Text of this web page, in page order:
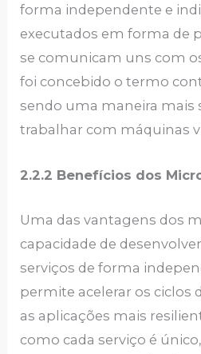
forma independente e
executados em forma de
se comunicam uns com
foi concebido o termo
sendo uma maneira mais
trabalhar com máquinas
2.2.2 Benefícios dos
Uma das vantagens dos
capacidade de
serviços de forma
permite acelerar os ciclos
as aplicações mais
como cada serviço é